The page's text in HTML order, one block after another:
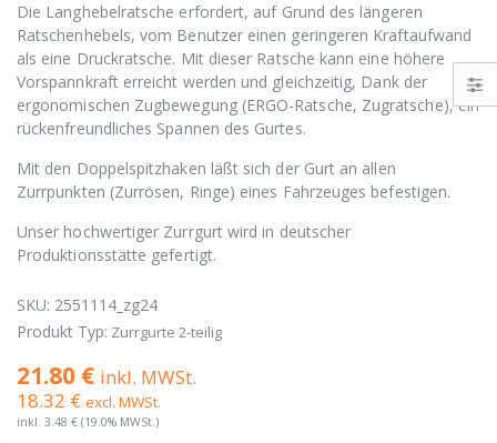
Die Langhebelratsche erfordert, auf Grund des längeren
Ratschenhebels, vom Benutzer einen geringeren Kraftaufwand
als eine Druckratsche. Mit dieser Ratsche kann eine höhere
Vorspannkraft erreicht werden und gleichzeitig, Dank der
ergonomischen Zugbewegung (ERGO-Ratsche, Zugratsche), ein
rückenfreundliches Spannen des Gurtes.
Mit den Doppelspitzhaken läßt sich der Gurt an allen
Zurrpunkten (Zurrösen, Ringe) eines Fahrzeuges befestigen.
Unser hochwertiger Zurrgurt wird in deutscher
Produktionsstätte gefertigt.
SKU: 2551114_zg24
Produkt Typ: Zurrgurte 2-teilig
21.80 € inkl. MWSt.
18.32 € excl. MWSt.
inkl. 3.48 € (19.0% MWSt.)